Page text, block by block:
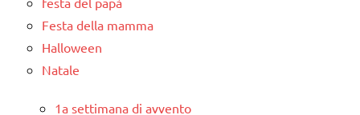
Festa della mamma
Halloween
Natale
1a settimana di avvento